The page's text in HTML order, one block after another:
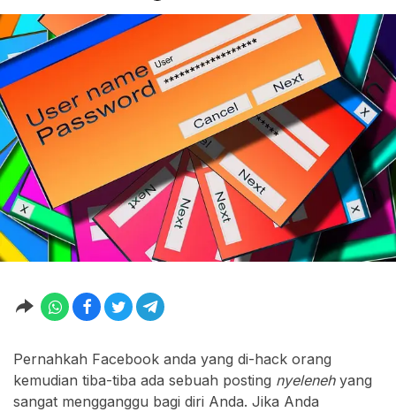
Pernahkah Facebook anda yang di-hack orang
kemudian tiba-tiba ada sebuah posting nyelenehyang
sangat mengganggu bagi diri Anda. Jika Anda